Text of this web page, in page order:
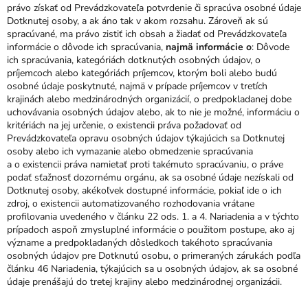
právo získať od Prevádzkovateľa potvrdenie či spracúva osobné údaje
Dotknutej osoby, a ak áno tak v akom rozsahu. Zároveň ak sú
spracúvané, ma právo zistiť ich obsah a žiadať od Prevádzkovateľa
informácie o dôvode ich spracúvania, najmä informácie o: Dôvode
ich spracúvania, kategóriách dotknutých osobných údajov, o
príjemcoch alebo kategóriách príjemcov, ktorým boli alebo budú
osobné údaje poskytnuté, najmä v prípade príjemcov v tretích
krajinách alebo medzinárodných organizácií, o predpokladanej dobe
uchovávania osobných údajov alebo, ak to nie je možné, informáciu o
kritériách na jej určenie, o existencii práva požadovať od
Prevádzkovateľa opravu osobných údajov týkajúcich sa Dotknutej
osoby alebo ich vymazanie alebo obmedzenie spracúvania
a o existencii práva namietať proti takémuto spracúvaniu, o práve
podať sťažnosť dozornému orgánu, ak sa osobné údaje nezískali od
Dotknutej osoby, akékoľvek dostupné informácie, pokiaľ ide o ich
zdroj, o existencii automatizovaného rozhodovania vrátane
profilovania uvedeného v článku 22 ods. 1. a 4. Nariadenia a v týchto
prípadoch aspoň zmysluplné informácie o použitom postupe, ako aj
význame a predpokladaných dôsledkoch takéhoto spracúvania
osobných údajov pre Dotknutú osobu, o primeraných zárukách podľa
článku 46 Nariadenia, týkajúcich sa u osobných údajov, ak sa osobné
údaje prenášajú do tretej krajiny alebo medzinárodnej organizácii.